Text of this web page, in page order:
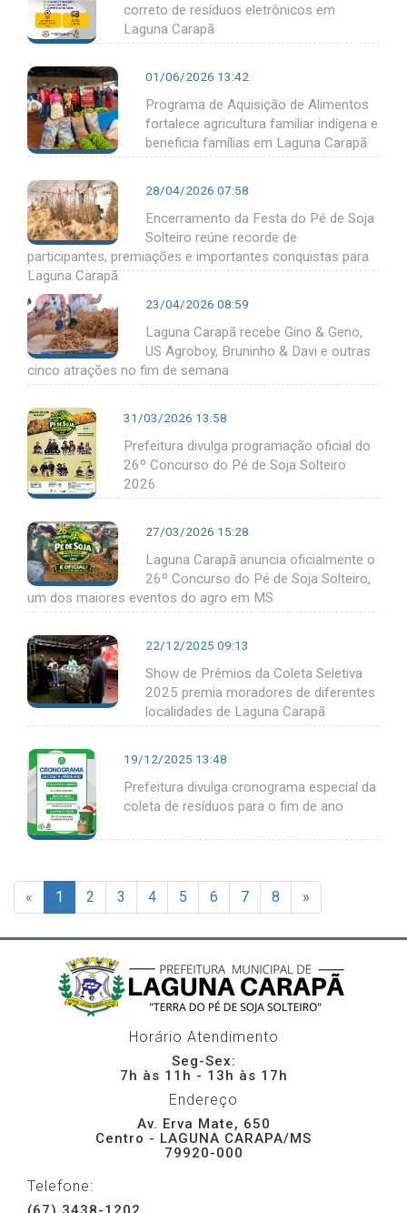
correto de resíduos eletrônicos em
Laguna Carapã
01/06/2026 13:42
Programa de Aquisição de Alimentos
fortalece agricultura familiar indígena e
beneficia famílias em Laguna Carapã
28/04/2026 07:58
Encerramento da Festa do Pé de Soja
Solteiro reúne recorde de
participantes, premiações e importantes conquistas para
Laguna Carapã
23/04/2026 08:59
Laguna Carapã recebe Gino & Geno,
US Agroboy, Bruninho & Davi e outras
cinco atrações no fim de semana
31/03/2026 13:58
Prefeitura divulga programação oficial do
26º Concurso do Pé de Soja Solteiro
2026
27/03/2026 15:28
Laguna Carapã anuncia oficialmente o
26º Concurso do Pé de Soja Solteiro,
um dos maiores eventos do agro em MS
22/12/2025 09:13
Show de Prêmios da Coleta Seletiva
2025 premia moradores de diferentes
localidades de Laguna Carapã
19/12/2025 13:48
Prefeitura divulga cronograma especial da
coleta de resíduos para o fim de ano
« 1 2 3 4 5 6 7 8 »
Horário Atendimento
Seg-Sex:
7h às 11h - 13h às 17h
Endereço
Av. Erva Mate, 650
Centro - LAGUNA CARAPA/MS
79920-000
Telefone: